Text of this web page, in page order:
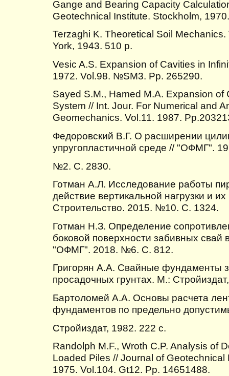
Gange and Bearing Capacity
Geotechnical Institute. Stockholm,
Terzaghi K. Theoretical Soil
York, 1943. 510 p.
Vesic A.S. Expansion of Cavities in
1972. Vol.98. №SM3. Pp. 265290.
Sayed S.M., Hamed M.A. Expansion of
System // Int. Jour. For Numerical and
Geomechanics. Vol.11. 1987.
Федоровский В.Г. О расширении
упругопластичной среде // "ОФМГ".
№2. С. 2830.
Готман А.Л. Исследование работы
действие вертикальной нагрузки и
Строительство. 2015. №10. С. 1324.
Готман Н.З. Определение
боковой поверхности забивных свай
"ОФМГ". 2018. №6. С. 812.
Григорян А.А. Свайные фундаменты
просадочных грунтах. М.:
Бартоломей А.А. Основы расчета
фундаментов по предельно
Стройиздат, 1982. 222 с.
Randolph M.F., Wroth C.P. Analysis of
Loaded Piles // Journal of
1975. Vol.104. Gt12. Pp. 14651488.